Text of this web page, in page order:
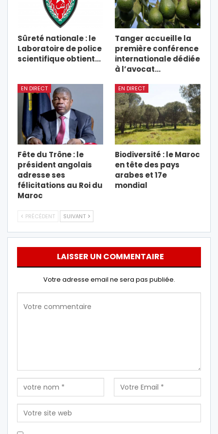
Sûreté nationale : le
Laboratoire de police
scientifique obtient…
Tanger accueille la
première conférence
internationale dédiée
à l’avocat…
EN DIRECT
Fête du Trône : le
président angolais
adresse ses
félicitations au Roi du
Maroc
EN DIRECT
Biodiversité : le Maroc
en tête des pays
arabes et 17e
mondial
PRÉCÉDENT SUIVANT
LAISSER UN COMMENTAIRE
Votre adresse email ne sera pas publiée.